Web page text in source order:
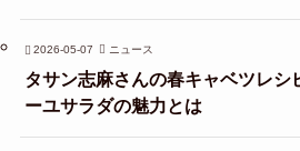
2026-05-07 ニュース
タサン志麻さんの春キャベツレシ
ーユサラダの魅力とは